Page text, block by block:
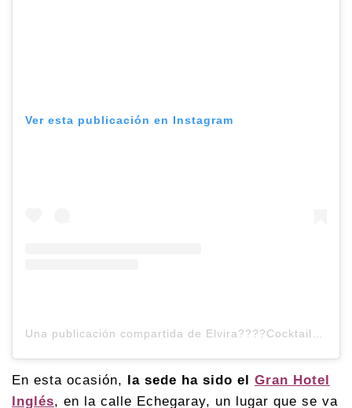
Ver esta publicación en Instagram
En esta ocasión, la sede ha sido el Gran Hotel
Inglés, en la calle Echegaray, un lugar que se va